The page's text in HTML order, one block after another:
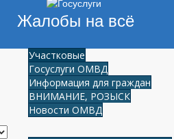
Жалобы на всё
Участковые
Госуслуги ОМВД
Информация для граждан
ВНИМАНИЕ, РОЗЫСК
Новости ОМВД